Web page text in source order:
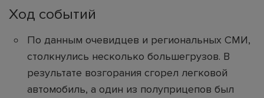
Ход событий
По данным очевидцев и региональных СМИ,
столкнулись несколько большегрузов. В
результате возгорания сгорел легковой
автомобиль, а один из полуприцепов был